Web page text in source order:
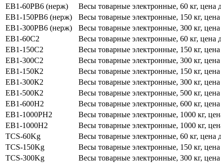
ЕВ1-60РВ6 (нерж)
Весы товарные электронные, 60 кг, цена
ЕВ1-150РВ6 (нерж)
Весы товарные электронные, 150 кг,
ЕВ1-300РВ6 (нерж)
Весы товарные электронные, 300 кг,
ЕВ1-60С2
Весы товарные электронные, 60 кг, цена
ЕВ1-150С2
Весы товарные электронные, 150 кг,
ЕВ1-300С2
Весы товарные электронные, 300 кг,
ЕВ1-150К2
Весы товарные электронные, 150 кг,
ЕВ1-300К2
Весы товарные электронные, 300 кг,
ЕВ1-500К2
Весы товарные электронные, 500 кг,
ЕВ1-600Н2
Весы товарные электронные, 600 кг,
ЕВ1-1000РН2
Весы товарные электронные, 1000 кг,
ЕВ1-1000Н2
Весы товарные электронные, 1000 кг,
TCS-60Kg
Весы товарные электронные, 60 кг, цена
TCS-150Kg
Весы товарные электронные, 150 кг,
TCS-300Kg
Весы товарные электронные, 300 кг,